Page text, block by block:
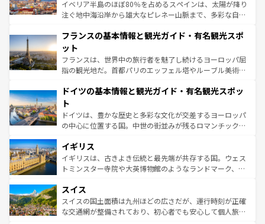
できる。朝目覚めてから夜眠るまで、すべての瞬間を楽し
なお、新着のイタリア情報はコンテンツ一覧を参照してほ
しい。
イベリア半島のほぼ80％を占めるスペインは、太陽が降り
注ぐ地中海沿岸から雄大なピレネー山脈まで、多彩な自然
文化が根付くこの国では、情熱的なフラメンコ、熱気あふ
れる闘牛、そして美味しいタパスが生活の一部となってい
る。首都マドリードの洗練された雰囲気や、バルセロナの
アートに溢れた街角から、地方では古代ローマ遺跡や中世
せる。地方によって風土や気候が異なるスペインはその個
ンテンツ一覧 を参照してほしい。
フランスの基本情報と観光ガイド・有名観光スポ
ット
フランスは、世界中の旅行者を魅了し続けるヨーロッパ屈
指の観光地だ。首都パリのエッフェル塔やルーブル美術館
で、幅広い魅力が詰まっている。華麗な宮殿、歴史的な大
聖堂、美しいビーチ、そして豊かな自然が、訪れる者を心
から魅了する。また、フランスは美食の国としても知ら
れ、フランス料理はユネスコ無形文化遺産にも登録されて
香り高いラベンダー畑など、多彩な楽しみ方が可能だ。さ
らに、パリ以外の地域にも魅力が溢れており、どの街角に
も豊かな歴史と文化が息づいている。パリ以外の個性あふ
を参照してほしい。
ドイツの基本情報と観光ガイド・有名観光スポッ
ト
ドイツは、豊かな歴史と多彩な文化が交差するヨーロッパ
の中心に位置する国。中世の街並みが残るロマンチック街
顔を持つこの国は、どこを歩いても飽きることがない。ベ
ルリンの文化的活気、バイエルン州のアルプスの絶景、そ
してライン川沿いのワイン畑といった風景は必見。ビール
は、お酒好きな人にはぜひ体験してほしい。 なお、新着の
ドイツ情報はコンテンツ一覧を参照してほしい。
イギリス
イギリスは、古きよき伝統と最先端が共存する国。ウェス
トミンスター寺院や大英博物館のようなランドマーク、歴
リアごとに異なる魅力がある。また、優雅なアフタヌーン
ティー、ビール好きにはたまらない英国パブ、サッカー観
戦など、本場だからこそできる体験も豊富。イギリスを旅
スイス
スイスの国土面積は九州ほどの広さだが、運行時刻が正確
な交通網が整備されており、初心者でも安心して個人旅行